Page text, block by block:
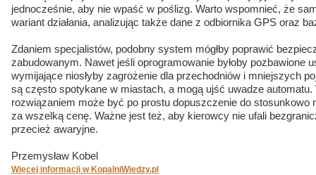
jednocześnie, aby nie wpaść w poślizg. Warto wspomnieć, że
wariant działania, analizując także dane z odbiornika GPS oraz
Zdaniem specjalistów, podobny system mógłby poprawić
zabudowanym. Nawet jeśli oprogramowanie byłoby pozbawione
wymijające niosłyby zagrożenie dla przechodniów i mniejszych
są często spotykane w miastach, a mogą ujść uwadze
rozwiązaniem może być po prostu dopuszczenie do stosunkowo
za wszelką cenę. Ważne jest też, aby kierowcy nie ufali
przecież awaryjne.
Przemysław Kobel
Więcej informacji w KopalniWiedzy.pl